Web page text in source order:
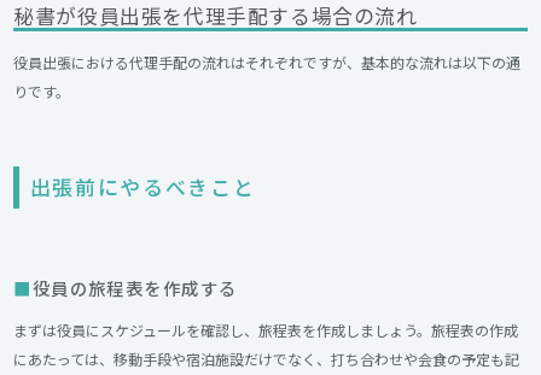
秘書が役員出張を代理手配する場合の流れ
役員出張における代理手配の流れはそれぞれですが、基本的な流れは以下の通
りです。
出張前にやるべきこと
役員の旅程表を作成する
まずは役員にスケジュールを確認し、旅程表を作成しましょう。旅程表の作成
にあたっては、移動手段や宿泊施設だけでなく、打ち合わせや会食の予定も記